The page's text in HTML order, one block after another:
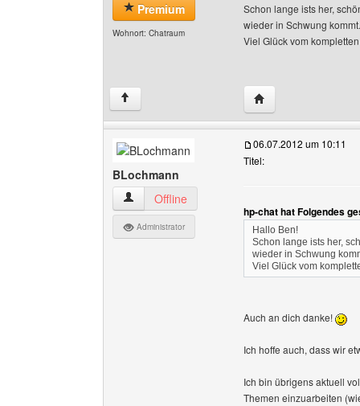
Premium
Wohnort: Chatraum
Schon lange ists her,
wieder in Schwung kommt.
Viel Glück vom
↑ Website dieses
BLochmann
BLochmann Benutzer-Profile anzeigen
Offline
Administrator
06.07.2012 um 10:11
Titel:
hp-chat hat Folgendes
Hallo Ben!
Schon lange ists her,
wieder in Schwung
Viel Glück vom
Auch an dich danke!
Ich hoffe auch, dass wir
Ich bin übrigens aktuell
Themen einzuarbeiten